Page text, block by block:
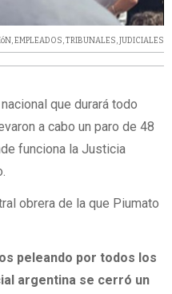
,EMPLEADOS,TRIBUNALES, JUDICIALES
que durará todo
a cabo un paro de 48
funciona la Justicia
obrera de la que Piumato
peleando por todos los
argentina se cerró un